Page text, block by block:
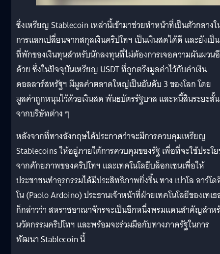
ซึ่งเหรียญ Stablecoin เหล่านี้เข้ามาช่วยทำหน้าที่เป็นตัวกลางใ
การแลกเปลี่ยนจากสกุลเงินคริปโทฯ เป็นเงินสดได้ดี และยังเป็น
ที่พักของเงินทุนสำหรับนักลงทุนที่ไม่ต้องการเจอความผันผวน
ด้วย ซึ่งในปัจจุบันเหรียญ USDT ที่ถูกตรึงมูลค่าไว้กับค่าเงิน
ดอลลาร์สหรัฐฯ มีมูลค่าตลาดใหญ่เป็นอันดับ 3 ของโลก โดย
มูลค่าถูกหนุนไว้ด้วยเงินสด พันธบัตรรัฐบาล และหนี้สินระยะสั้น
จากบริษัทต่าง ๆ
หลังจากที่ทางอังกฤษได้ประกาศว่าจะมีการควบคุมเหรียญ
Stablecoins ให้อยู่ภายใต้การควบคุมของรัฐ เพื่อที่จะใช้ประโ
จากศักยภาพของคริปโทฯ และเทคโนโลยีบล็อกเชนเพื่อให้
ประชาชนทำธุรกรรมได้มีประสิทธิภาพยิ่งขึ้น ทาง เปาโล อาร์โ
โน (Paolo Ardoino) ประธานเจ้าหน้าที่ฝ่ายเทคโนโลยีของเทเธ
ก็กล่าวว่า สหราชอาณาจักรจะเป็นอีกหนึ่งพรมแดนสำคัญสำห
นวัตกรรมคริปโทฯ และพร้อมจะร่วมมือกับทางภาครัฐในการ
พัฒนา Stablecoin นี้